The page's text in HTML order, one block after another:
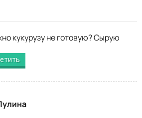
кукурузу не готовую? Сырую